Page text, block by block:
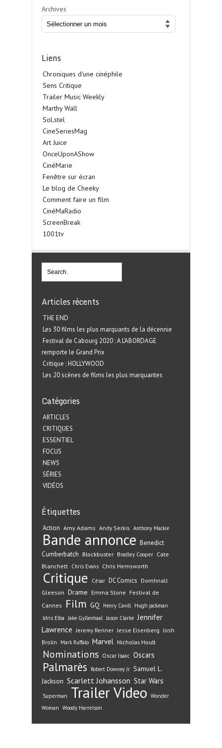
Archives
Liens
Chroniques d'une cinéphile
Sens Critique
Trailer Music Weekly
Marthy Wall
SoLstel
CineSeriesMag
Art Juice
OnceUponAShow
CinéMarie
Fenêtre sur écran
Le blog de Cheeky
Comment faire un film
CinéMaRadio
ScreenBreak
1001tv
Articles récents
THE END
Les 30 films les plus marquants de la décennie
Festival de Cabourg 2020 : A L’ABORDAGE
remporte le Grand Prix
Critique : HOLLYWOOD
Les 20 scènes de films les plus marquantes
Catégories
ARTICLES
CRITIQUES
ESSENTIEL
FOCUS
NEWS
SÉRIES
VIDÉOS
Étiquettes
Action Amy Adams Andy Serkis Anthony Mackie
Bande annonce Benedict
Cumberbatch Blockbuster Bradley Cooper Cate
Blanchett Chris Evans Chris Hemsworth
Critique César DC Comics Domhnall
Gleeson Drame Emma Stone Festival de
Cannes
Film GQ Henry Cavill Hugh jackman
Idris Elba Jake Gyllenhaal Jason Clarke Jennifer
Lawrence Jeremy Renner Jesse Eisenberg Josh
Brolin
Mark Ruffalo Marvel Nicholas Hoult
Nominations Oscar Isaac Oscars
Palmarès Robert Downey Jr Samuel L.
Jackson Scarlett Johansson Star Wars
Superman TrailerVideo Wonder
Woman Woody Harrelson